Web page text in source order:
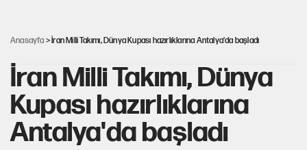
Anasayfa > İran Milli Takımı, Dünya Kupası hazırlıklarına Antalya'da başladı
İran Milli Takımı, Dünya
Kupası hazırlıklarına
Antalya'da başladı